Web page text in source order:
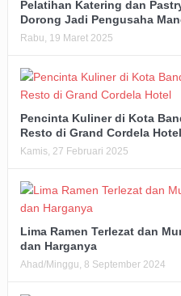
Pelatihan Katering dan
Dorong Jadi Pengusaha
Rabu, 19 Maret 2025
Pencinta Kuliner di Kota
Resto di Grand Cordela Hotel
Kamis, 27 Februari 2025
Lima Ramen Terlezat dan
dan Harganya
Ahad/Minggu, 8 September 2024